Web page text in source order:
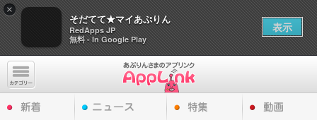
×
そだてて★マイあぷりん
RedApps JP
無料 - In Google Play
表示